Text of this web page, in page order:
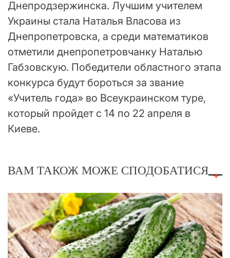
Днепродзержинска. Лучшим учителем
Украины стала Наталья Власова из
Днепропетровска, а среди математиков
отметили днепропетровчанку Наталью
Габзовскую. Победители областного этапа
конкурса будут бороться за звание
«Учитель года» во Всеукраинском туре,
который пройдет с 14 по 22 апреля в
Киеве.
ВАМ ТАКОЖ МОЖЕ СПОДОБАТИСЯ